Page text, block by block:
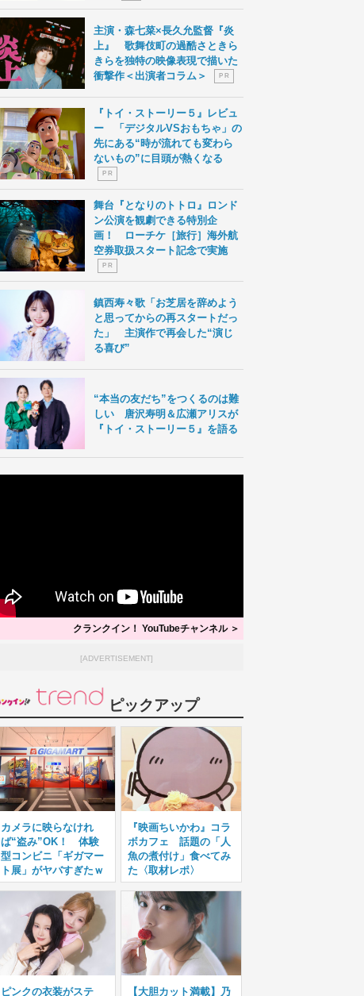
主演・森七菜×長久允監督『炎
上』 歌舞伎町の過酷さときら
きらを独特の映像表現で描いた
衝撃作＜出演者コラム＞
P R
『トイ・ストーリー５』レビュ
ー 「デジタルVSおもちゃ」の
先にある“時が流れても変わら
ないもの”に目頭が熱くなる
P R
舞台『となりのトトロ』ロンド
ン公演を観劇できる特別企
画！ ローチケ［旅行］海外航
空券取扱スタート記念で実施
P R
鎮西寿々歌「お芝居を辞めよう
と思ってからの再スタートだっ
た」 主演作で再会した“演じ
る喜び”
“本当の友だち”をつくるのは難
しい 唐沢寿明＆広瀬アリスが
『トイ・ストーリー５』を語る
クランクイン！ YouTubeチャンネル ＞
[ADVERTISEMENT]
ピックアップ
カメラに映らなけれ
ば“盗み”OK！ 体験
型コンビニ「ギガマー
ト展」がヤバすぎたｗ
『映画ちいかわ』コラ
ボカフェ 話題の「人
魚の煮付け」食べてみ
た〈取材レポ〉
ピンクの衣装がステ 【大胆カット満載】乃